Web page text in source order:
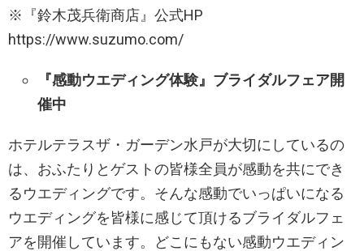
※『鈴木茂兵衛商店』公式HP
https://www.suzumo.com/
『感動ウエディング体験』ブライダルフェア開
催中
ホテルテラスザ・ガーデン水戸が大切にしているの
は、おふたりとゲストの皆様全員が感動を共にでき
るウエディングです。そんな感動でいっぱいになる
ウエディングを皆様に感じて頂けるブライダルフェ
アを開催しています。どこにもない感動ウエディン